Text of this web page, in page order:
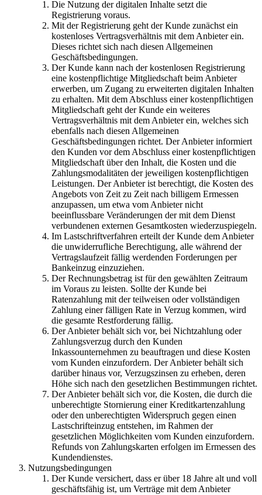
Die Nutzung der digitalen Inhalte setzt die
Registrierung voraus.
Mit der Registrierung geht der Kunde zunächst ein
kostenloses Vertragsverhältnis mit dem Anbieter ein.
Dieses richtet sich nach diesen Allgemeinen
Geschäftsbedingungen.
Der Kunde kann nach der kostenlosen Registrierung
eine kostenpflichtige Mitgliedschaft beim Anbieter
erwerben, um Zugang zu erweiterten digitalen Inhalten
zu erhalten. Mit dem Abschluss einer kostenpflichtigen
Mitgliedschaft geht der Kunde ein weiteres
Vertragsverhältnis mit dem Anbieter ein, welches sich
ebenfalls nach diesen Allgemeinen
Geschäftsbedingungen richtet. Der Anbieter informiert
den Kunden vor dem Abschluss einer kostenpflichtigen
Mitgliedschaft über den Inhalt, die Kosten und die
Zahlungsmodalitäten der jeweiligen kostenpflichtigen
Leistungen. Der Anbieter ist berechtigt, die Kosten des
Angebots von Zeit zu Zeit nach billigem Ermessen
anzupassen, um etwa vom Anbieter nicht
beeinflussbare Veränderungen der mit dem Dienst
verbundenen externen Gesamtkosten wiederzuspiegeln.
Im Lastschriftverfahren erteilt der Kunde dem Anbieter
die unwiderrufliche Berechtigung, alle während der
Vertragslaufzeit fällig werdenden Forderungen per
Bankeinzug einzuziehen.
Der Rechnungsbetrag ist für den gewählten Zeitraum
im Voraus zu leisten. Sollte der Kunde bei
Ratenzahlung mit der teilweisen oder vollständigen
Zahlung einer fälligen Rate in Verzug kommen, wird
die gesamte Restforderung fällig.
Der Anbieter behält sich vor, bei Nichtzahlung oder
Zahlungsverzug durch den Kunden
Inkassounternehmen zu beauftragen und diese Kosten
vom Kunden einzufordern. Der Anbieter behält sich
darüber hinaus vor, Verzugszinsen zu erheben, deren
Höhe sich nach den gesetzlichen Bestimmungen richtet.
Der Anbieter behält sich vor, die Kosten, die durch die
unberechtigte Stornierung einer Kreditkartenzahlung
oder den unberechtigten Widerspruch gegen einen
Lastschrifteinzug entstehen, im Rahmen der
gesetzlichen Möglichkeiten vom Kunden einzufordern.
Refunds von Zahlungskarten erfolgen im Ermessen des
Kundendienstes.
Nutzungsbedingungen
Der Kunde versichert, dass er über 18 Jahre alt und voll
geschäftsfähig ist, um Verträge mit dem Anbieter